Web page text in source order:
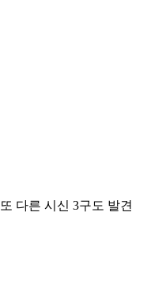
다른 시신 3구도 발견